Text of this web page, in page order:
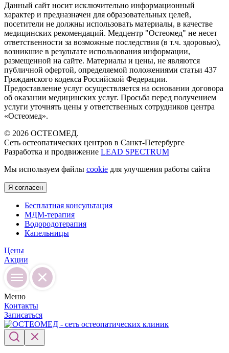
Данный сайт носит исключительно информационный
характер и предназначен для образовательных целей,
посетители не должны использовать материалы, в качестве
медицинских рекомендаций. Медцентр "Остеомед" не несет
ответственности за возможные последствия (в т.ч. здоровью),
возникшие в результате использования информации,
размещенной на сайте. Материалы и цены, не являются
публичной офертой, определяемой положениями статьи 437
Гражданского кодекса Российской Федерации.
Предоставление услуг осуществляется на основании договора
об оказании медицинских услуг. Просьба перед получением
услуги уточнять цены у ответственных сотрудников центра
«Остеомед».
© 2026 ОСТЕОМЕД.
Сеть остеопатических центров в Санкт-Петербурге
Разработка и продвижение LEAD SPECTRUM
Мы используем файлы cookie для улучшения работы сайта
Я согласен
Бесплатная консультация
МДМ-терапия
Водородотерапия
Капельницы
Цены
Акции
Меню
Контакты
Записаться